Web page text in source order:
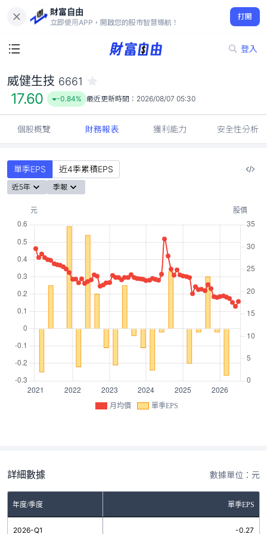
財富自由
立即使用APP，開啟您的股市智慧導航！
打開
登入
17.60
-0.84%
威健生技 6661
17.60 -0.84% 最近更新時間： 2026/08/07 05:30
個股概覽 財務報表 獲利能力 安全性分析
單季EPS 近4季累積EPS
近5年 季報
月均價 單季EPS
詳細數據 數據單位：元
年度/季度 單季EPS
2026-Q1 -0.27